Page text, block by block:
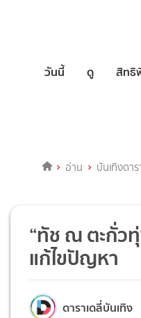
วันนี้ ดู สิทธิ
อ่าน บันเทิงดาร
“ทัช ณ ตะกั่ว
แก้ไขปัญหา
ดาราเดลี่บันเทิง